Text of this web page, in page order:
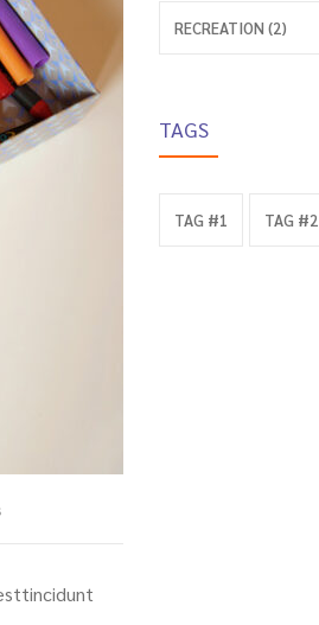
RECREATION (2)
TAGS
TAG #1 TAG #2